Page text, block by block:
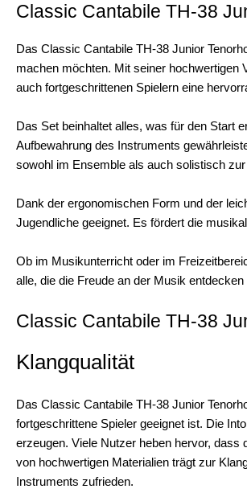
Classic Cantabile TH-38
Das Classic Cantabile TH-38 Junior
machen möchten. Mit seiner hochwertigen
auch fortgeschrittenen Spielern eine
Das Set beinhaltet alles, was für den Start
Aufbewahrung des Instruments
sowohl im Ensemble als auch solistisch
Dank der ergonomischen Form und der
Jugendliche geeignet. Es fördert die
Ob im Musikunterricht oder im
alle, die die Freude an der Musik entdecken
Classic Cantabile TH-38
Klangqualität
Das Classic Cantabile TH-38 Junior
fortgeschrittene Spieler geeignet ist. Die
erzeugen. Viele Nutzer heben hervor,
von hochwertigen Materialien trägt zur
Instruments zufrieden.